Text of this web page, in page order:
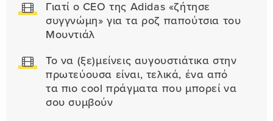
Γιατί ο CEO της Adidas «ζήτησε
συγγνώμη» για τα ροζ παπούτσια του
Μουντιάλ
Το να (ξε)μείνεις αυγουστιάτικα στην
πρωτεύουσα είναι, τελικά, ένα από
τα πιο cool πράγματα που μπορεί να
σου συμβούν